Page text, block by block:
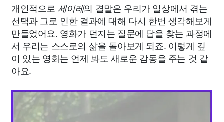
개인적으로 세이레의 결말은 우리가 일상에서 겪는
선택과 그로 인한 결과에 대해 다시 한번 생각해보게
만들었어요. 영화가 던지는 질문에 답을 찾는 과정에
서 우리는 스스로의 삶을 돌아보게 되죠. 이렇게 깊
이 있는 영화는 언제 봐도 새로운 감동을 주는 것 같
아요.